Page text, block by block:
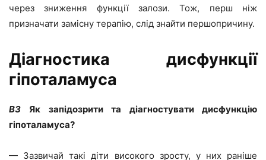
через зниження функції залози. Тож, перш ніж
призначати замісну терапію, слід знайти першопричину.
Діагностика дисфункції
гіпоталамуса
ВЗ
Як запідозрити та діагностувати дисфункцію
гіпоталамуса?
— Зазвичай такі діти високого зросту, у них раніше